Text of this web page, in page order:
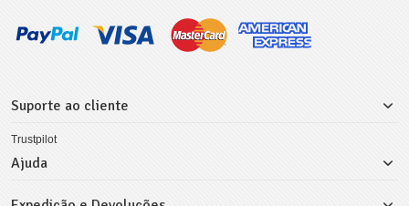
Suporte ao cliente
Trustpilot
Ajuda